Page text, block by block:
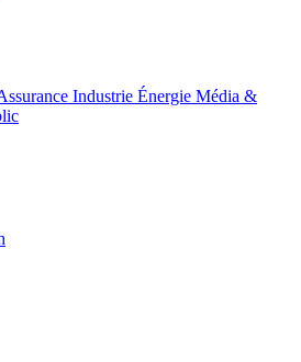
Industrie Énergie Média &